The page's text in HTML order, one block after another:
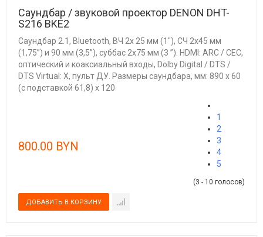
Саундбар / звуковой проектор DENON DHT-
S216 BKE2
Саундбар 2.1, Bluetooth, ВЧ 2х 25 мм (1"), СЧ 2x45 мм
(1,75”) и 90 мм (3,5”), суббас 2х75 мм (3 ”). HDMI: ARC / CEC,
оптический и коаксиальный входы, Dolby Digital / DTS /
DTS Virtual: X, пульт ДУ. Размеры саундбара, мм: 890 х 60
(с подставкой 61,8) х 120
800.00 BYN
1
2
3
4
5
(3 - 10 голосов)